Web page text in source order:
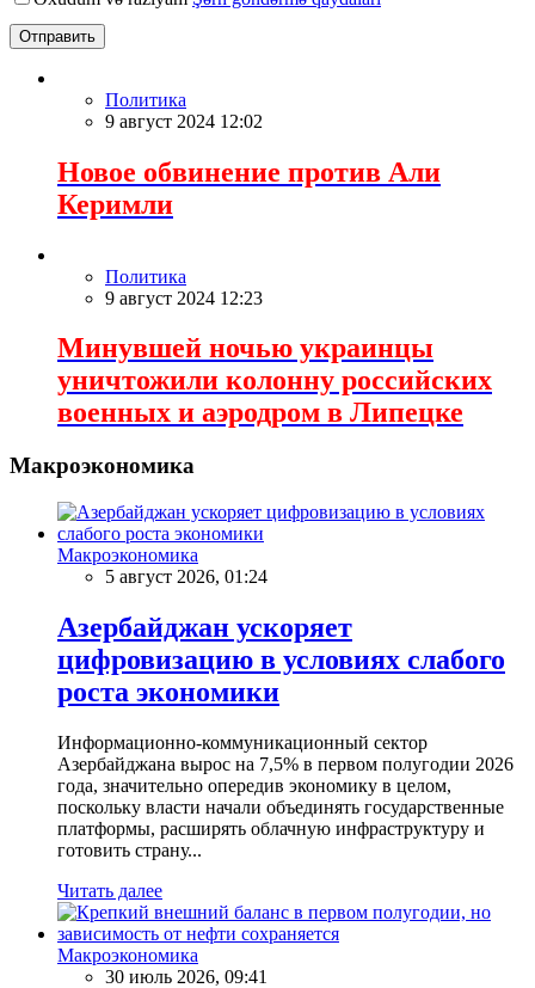
Отправить
Политика
9 август 2024 12:02
Новое обвинение против Али
Керимли
Политика
9 август 2024 12:23
Минувшей ночью украинцы
уничтожили колонну российских
военных и аэродром в Липецке
Макроэкономика
Макроэкономика
5 август 2026, 01:24
Азербайджан ускоряет
цифровизацию в условиях слабого
роста экономики
Информационно-коммуникационный сектор
Азербайджана вырос на 7,5% в первом полугодии 2026
года, значительно опередив экономику в целом,
поскольку власти начали объединять государственные
платформы, расширять облачную инфраструктуру и
готовить страну...
Читать далее
Макроэкономика
30 июль 2026, 09:41